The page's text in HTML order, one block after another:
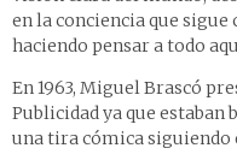
en la conciencia que
haciendo pensar a todo
En 1963, Miguel Brascó
Publicidad ya que estaban
una tira cómica siguiendo